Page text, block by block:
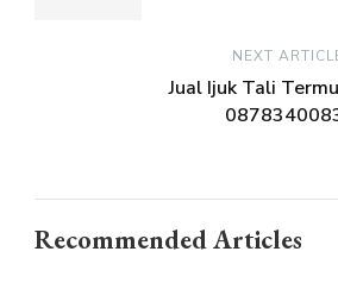
NEXT
Jual Ijuk Tali
Recommended Articles